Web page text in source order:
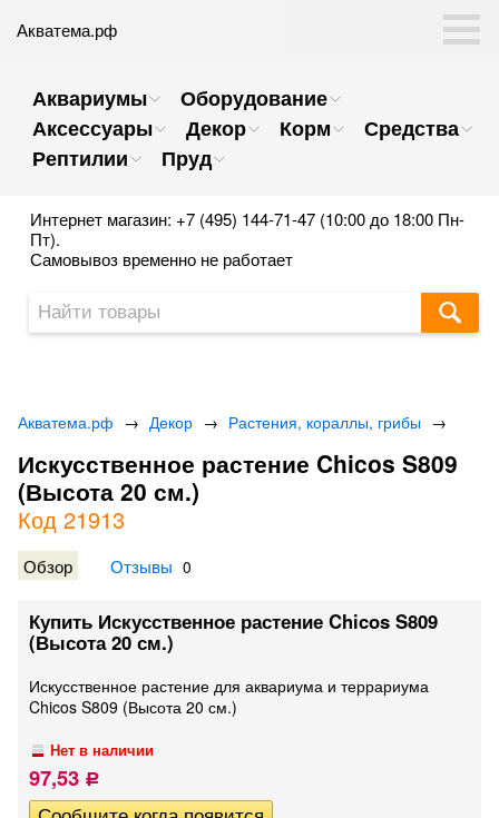
Акватема.рф
Аквариумы
Оборудование
Аксессуары
Декор Корм
Средства
Рептилии
Пруд
Интернет магазин: +7 (495) 144-71-47 (10:00 до 18:00 Пн-
Пт).
Самовывоз временно не работает
Акватема.рф → Декор → Растения, кораллы, грибы →
Искусственное растение Chicos S809
(Высота 20 см.)
Код 21913
Обзор Отзывы 0
Купить Искусственное растение Chicos S809
(Высота 20 см.)
Искусственное растение для аквариума и террариума
Chicos S809 (Высота 20 см.)
Нет в наличии
97,53 Р